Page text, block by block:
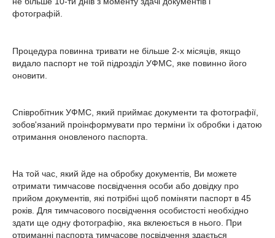
фотографій.
Процедура повинна тривати не більше 2-х місяців, якщо
видало паспорт не той підрозділ УФМС, яке повинно його
оновити.
Співробітник УФМС, який приймає документи та фотографії,
зобов'язаний проінформувати про терміни їх обробки і датою
отримання оновленого паспорта.
На той час, який йде на обробку документів, Ви можете
отримати тимчасове посвідчення особи або довідку про
прийом документів, які потрібні щоб поміняти паспорт в 45
років. Для тимчасового посвідчення особистості необхідно
здати ще одну фотографію, яка вклеюється в нього. При
отриманні паспорта тимчасове посвідчення здається